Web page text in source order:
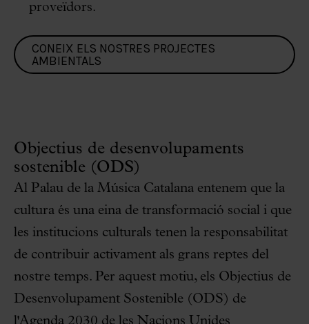
proveïdors.
CONEIX ELS NOSTRES PROJECTES
AMBIENTALS
Objectius de desenvolupaments
sostenible (ODS)
Al Palau de la Música Catalana entenem que la
cultura és una eina de transformació social i que
les institucions culturals tenen la responsabilitat
de contribuir activament als grans reptes del
nostre temps. Per aquest motiu, els Objectius de
Desenvolupament Sostenible (ODS) de
l'Agenda 2030 de les Nacions Unides